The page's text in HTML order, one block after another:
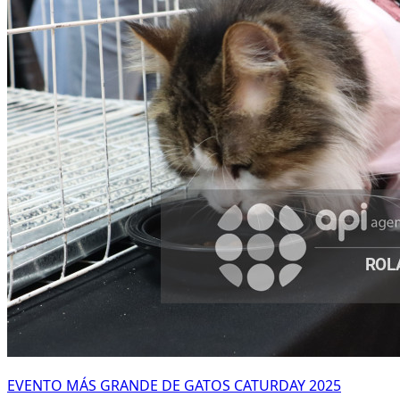
EVENTO MÁS GRANDE DE GATOS CATURDAY 2025